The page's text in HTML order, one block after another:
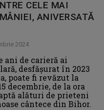
CELE MAI
ANIVERSATĂ
2024
ani de carieră ai
desfăşurat în 2023
poate fi revăzut la
decembrie, de la ora
alături de prieteni
cântece din Bihor.